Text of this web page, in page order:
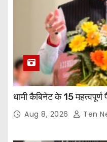
धामी कैबिनेट के 15
Aug 8, 2026 Ten